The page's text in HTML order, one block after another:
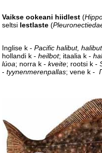
Vaikse ookeani hiidlest (
seltsi lestlaste (
Inglise k - Pacific halibut, halibut
hollandi k - heilbot; itaalia k -
lúoa; norra k - kveite; rootsi k -
- tyynenmerenpallas; vene k -